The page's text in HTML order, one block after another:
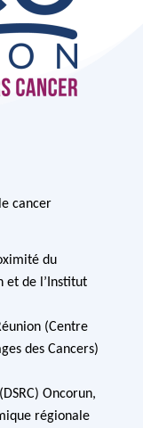
cancer
du
et de l’Institut
(Centre
des Cancers)
Oncorun,
régionale